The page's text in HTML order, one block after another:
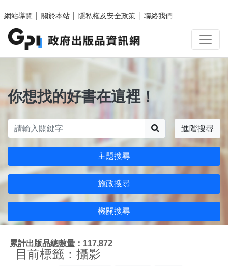
網站導覽
關於本站 隱私權及安全政策 聯絡我們
你想找的好書在這裡！
進階搜尋
主題搜尋
施政搜尋
機關搜尋
累計出版品總數量：117,872
目前標籤：攝影